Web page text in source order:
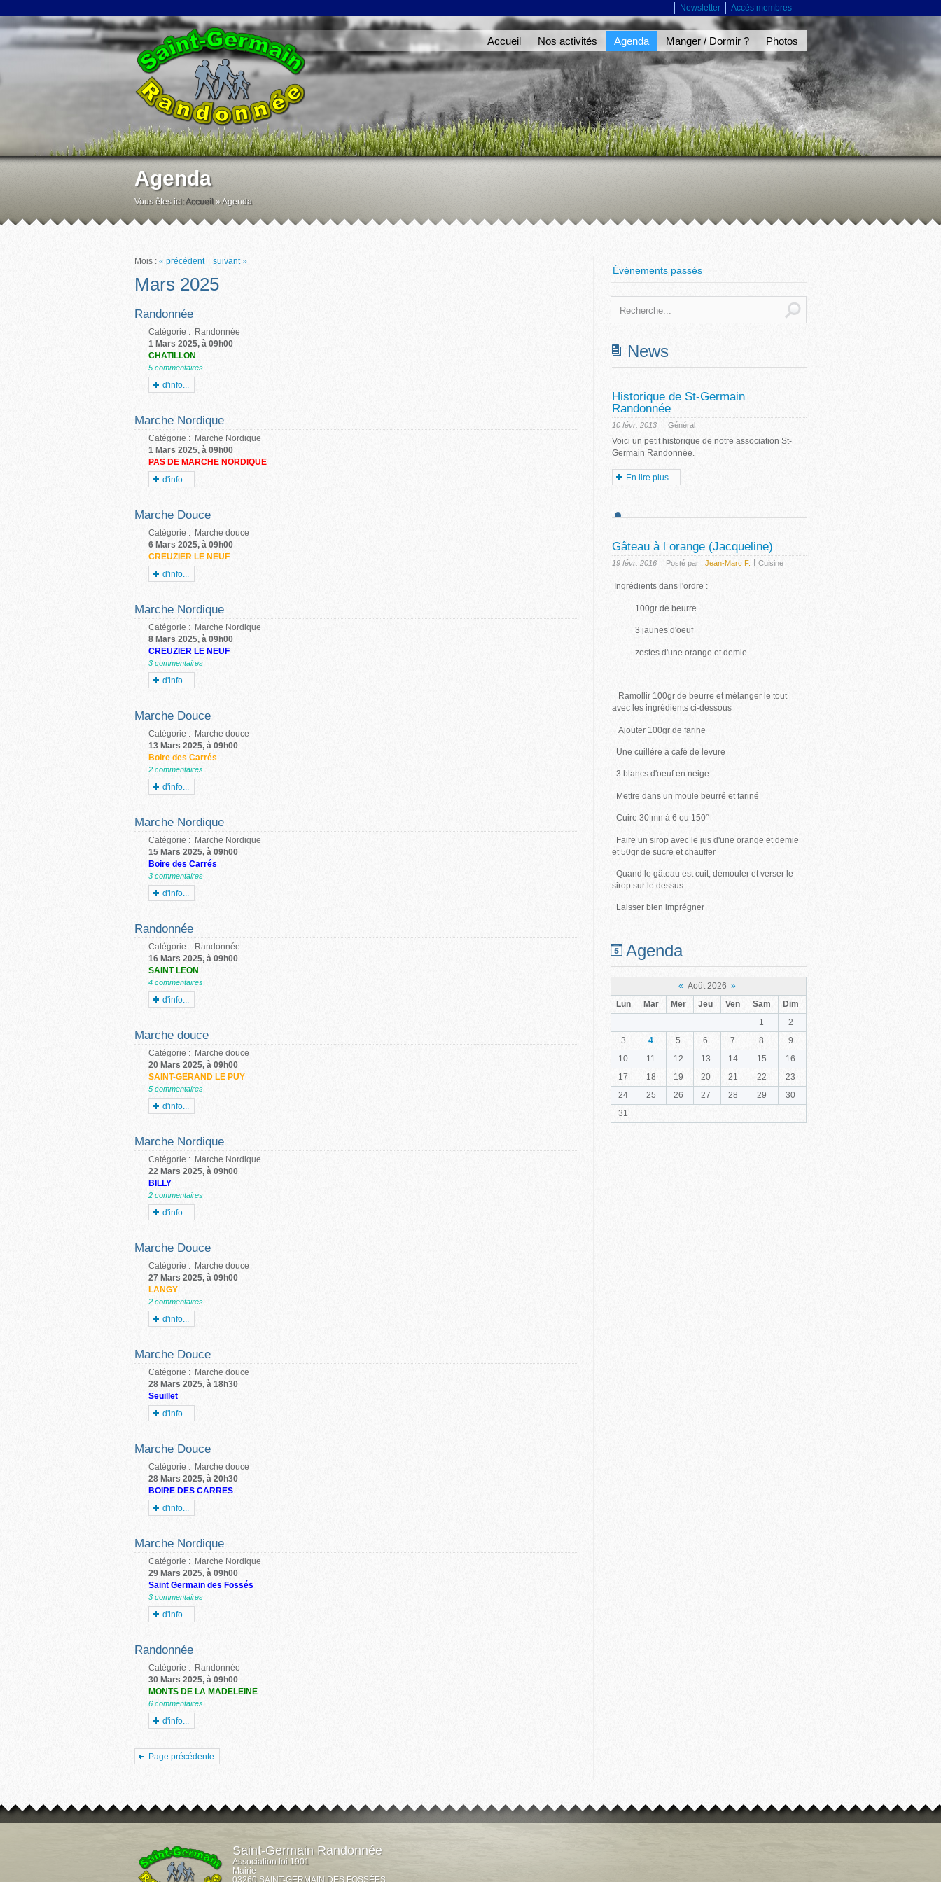
Newsletter Accès membres
Accueil Nos activités Agenda Manger / Dormir ? Photos
Agenda
Vous êtes ici:Accueil »Agenda
Mois : « précédent suivant »
Mars 2025
Randonnée
Catégorie : Randonnée
1 Mars 2025, à 09h00
CHATILLON
5 commentaires
d'info...
Marche Nordique
Catégorie : Marche Nordique
1 Mars 2025, à 09h00
PAS DE MARCHE NORDIQUE
d'info...
Marche Douce
Catégorie : Marche douce
6 Mars 2025, à 09h00
CREUZIER LE NEUF
d'info...
Marche Nordique
Catégorie : Marche Nordique
8 Mars 2025, à 09h00
CREUZIER LE NEUF
3 commentaires
d'info...
Marche Douce
Catégorie : Marche douce
13 Mars 2025, à 09h00
Boire des Carrés
2 commentaires
d'info...
Marche Nordique
Catégorie : Marche Nordique
15 Mars 2025, à 09h00
Boire des Carrés
3 commentaires
d'info...
Randonnée
Catégorie : Randonnée
16 Mars 2025, à 09h00
SAINT LEON
4 commentaires
d'info...
Marche douce
Catégorie : Marche douce
20 Mars 2025, à 09h00
SAINT-GERAND LE PUY
5 commentaires
d'info...
Marche Nordique
Catégorie : Marche Nordique
22 Mars 2025, à 09h00
BILLY
2 commentaires
d'info...
Marche Douce
Catégorie : Marche douce
27 Mars 2025, à 09h00
LANGY
2 commentaires
d'info...
Marche Douce
Catégorie : Marche douce
28 Mars 2025, à 18h30
Seuillet
d'info...
Marche Douce
Catégorie : Marche douce
28 Mars 2025, à 20h30
BOIRE DES CARRES
d'info...
Marche Nordique
Catégorie : Marche Nordique
29 Mars 2025, à 09h00
Saint Germain des Fossés
3 commentaires
d'info...
Randonnée
Catégorie : Randonnée
30 Mars 2025, à 09h00
MONTS DE LA MADELEINE
6 commentaires
d'info...
Page précédente
Événements passés
News
Historique de St-Germain
Randonnée
10 févr. 2013 || Général
Voici un petit historique de notre association St-
Germain Randonnée.
En lire plus...
Gâteau à l orange (Jacqueline)
19 févr. 2016 | Posté par : Jean-Marc F. | Cuisine
Ingrédients dans l'ordre :
100gr de beurre
3 jaunes d'oeuf
zestes d'une orange et demie
Ramollir 100gr de beurre et mélanger le tout
avec les ingrédients ci-dessous
Ajouter 100gr de farine
Une cuillère à café de levure
3 blancs d'oeuf en neige
Mettre dans un moule beurré et fariné
Cuire 30 mn à 6 ou 150°
Faire un sirop avec le jus d'une orange et demie
et 50gr de sucre et chauffer
Quand le gâteau est cuit, démouler et verser le
sirop sur le dessus
Laisser bien imprégner
Agenda
« Août 2026 »
Lun
Mar Mer Jeu Ven Sam
Dim
1
2
3
4 5 6 7 8
9
10
11 12 13 14 15
16
17
18 19 20 21 22
23
24
25 26 27 28 29
30
31
Saint-Germain Randonnée
Association loi 1901
Mairie